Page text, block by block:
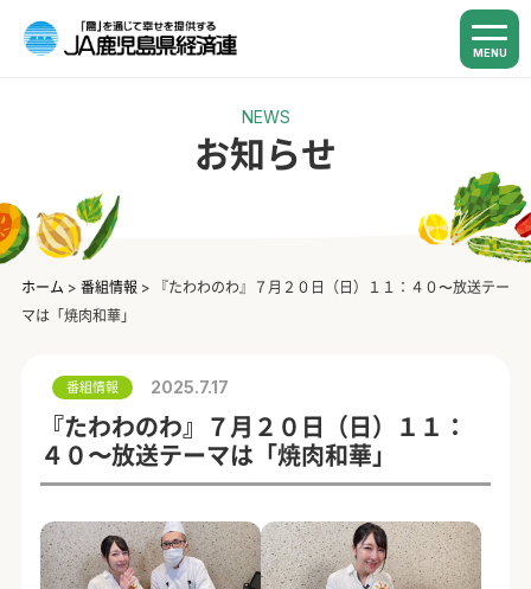
MENU
NEWS
お知らせ
ホーム > 番組情報 >
『たわわのわ』７月２０日（日）１１：４０〜放送テー
マは「焼肉和華」
番組情報 2025.7.17
『たわわのわ』７月２０日（日）１１：
４０〜放送テーマは「焼肉和華」